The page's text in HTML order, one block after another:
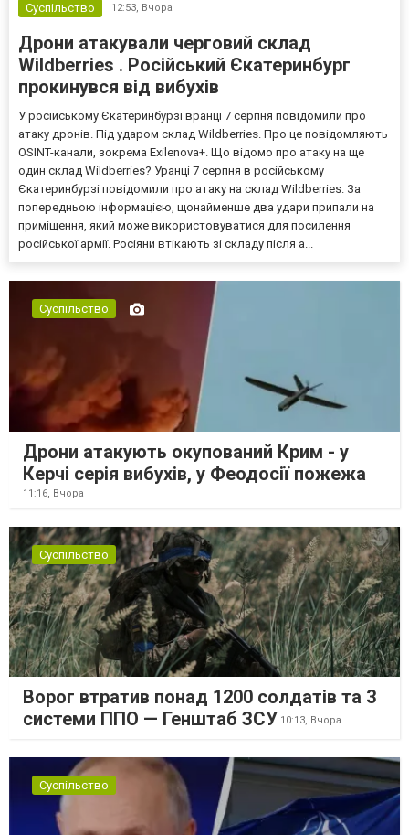
Суспільство 12:53, Вчора
Дрони атакували черговий склад
Wildberries . Російський Єкатеринбург
прокинувся від вибухів
У російському Єкатеринбурзі вранці 7 серпня повідомили про
атаку дронів. Під ударом склад Wildberries. Про це повідомляють
OSINT-канали, зокрема Exilenova+. Що відомо про атаку на ще
один склад Wildberries? Уранці 7 серпня в російському
Єкатеринбурзі повідомили про атаку на склад Wildberries. За
попередньою інформацією, щонайменше два удари припали на
приміщення, який може використовуватися для посилення
російської армії. Росіяни втікають зі складу після а...
Суспільство
Дрони атакують окупований Крим - у
Керчі серія вибухів, у Феодосії пожежа
11:16, Вчора
Суспільство
Ворог втратив понад 1200 солдатів та 3
системи ППО — Генштаб ЗСУ 10:13, Вчора
Суспільство